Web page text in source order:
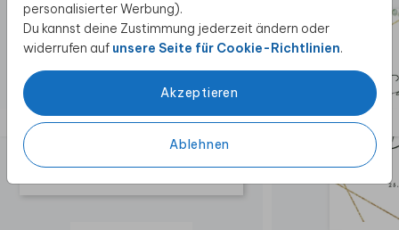
personalisierter Werbung).
Du kannst deine Zustimmung jederzeit ändern oder
widerrufen auf unsere Seite für Cookie-Richtlinien.
Akzeptieren
Ablehnen